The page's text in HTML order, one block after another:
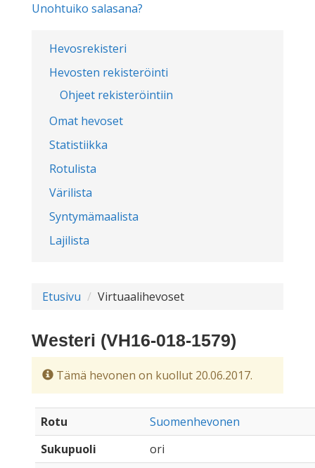
Hevosrekisteri
Hevosten rekisteröinti
Ohjeet rekisteröintiin
Omat hevoset
Statistiikka
Rotulista
Värilista
Syntymämaalista
Lajilista
Unohtuiko salasana?
Etusivu Virtuaalihevoset
Westeri (VH16-018-1579)
Tämä hevonen on kuollut 20.06.2017.
Rotu
Suomenhevonen
Sukupuoli
ori